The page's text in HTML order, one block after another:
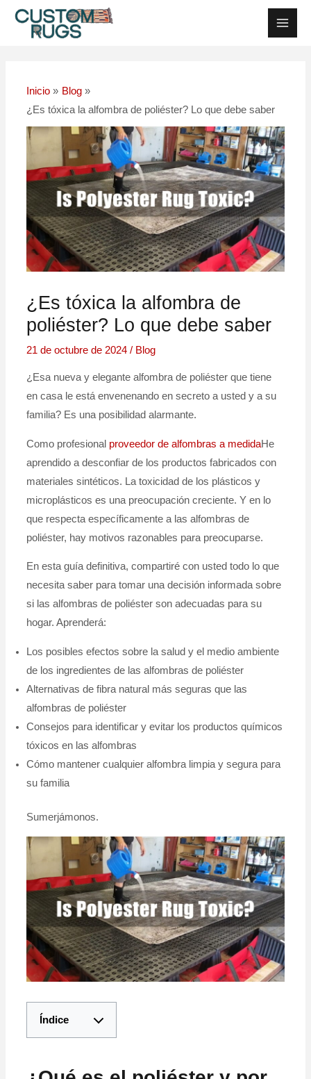
Inicio
Blog
¿Es tóxica la alfombra de poliéster? Lo que debe saber
¿Es tóxica la alfombra de
poliéster? Lo que debe saber
21 de octubre de 2024 / Blog
¿Esa nueva y elegante alfombra de poliéster que tiene
en casa le está envenenando en secreto a usted y a su
familia? Es una posibilidad alarmante.
Como profesional proveedor de alfombras a medidaHe
aprendido a desconfiar de los productos fabricados con
materiales sintéticos. La toxicidad de los plásticos y
microplásticos es una preocupación creciente. Y en lo
que respecta específicamente a las alfombras de
poliéster, hay motivos razonables para preocuparse.
En esta guía definitiva, compartiré con usted todo lo que
necesita saber para tomar una decisión informada sobre
si las alfombras de poliéster son adecuadas para su
hogar. Aprenderá:
Los posibles efectos sobre la salud y el medio ambiente
de los ingredientes de las alfombras de poliéster
Alternativas de fibra natural más seguras que las
alfombras de poliéster
Consejos para identificar y evitar los productos químicos
tóxicos en las alfombras
Cómo mantener cualquier alfombra limpia y segura para
su familia
Sumerjámonos.
Índice
Navegación
posterior